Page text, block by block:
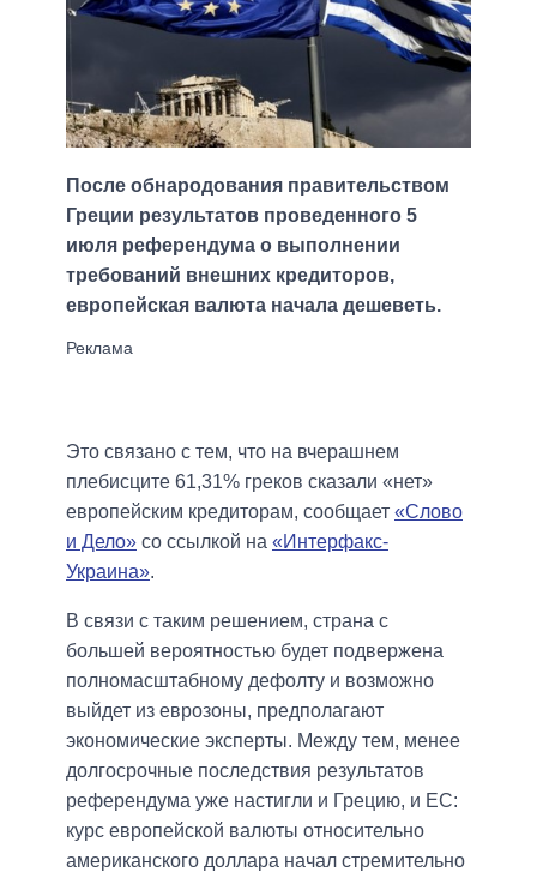
После обнародования правительством
Греции результатов проведенного 5
июля референдума о выполнении
требований внешних кредиторов,
европейская валюта начала дешеветь.
Это связано с тем, что на вчерашнем
плебисците 61,31% греков сказали «нет»
европейским кредиторам, сообщает «Слово
и Дело» со ссылкой на «Интерфакс-
Украина».
В связи с таким решением, страна с
большей вероятностью будет подвержена
полномасштабному дефолту и возможно
выйдет из еврозоны, предполагают
экономические эксперты. Между тем, менее
долгосрочные последствия результатов
референдума уже настигли и Грецию, и ЕС:
курс европейской валюты относительно
американского доллара начал стремительно